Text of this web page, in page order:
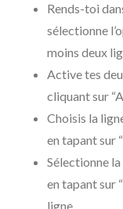
Rends-toi
sélectionne
moins deux
Active tes
cliquant sur
Choisis la
en tapant sur
Sélectionne
en tapant sur
ligne.